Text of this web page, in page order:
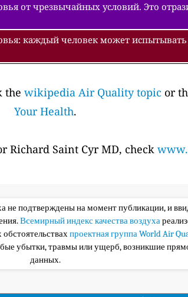
от чрезвычайных условий. Это
каждый человек может испытывать
the wikipedia Air Quality topic or
Your Health.
Richard Saint Cyr MD, check
не подтверждены на момент публикации, и
Всемирный индекс качества воздуха
проектная группа World Air
убытки, травмы или ущерб, возникшие
данных.